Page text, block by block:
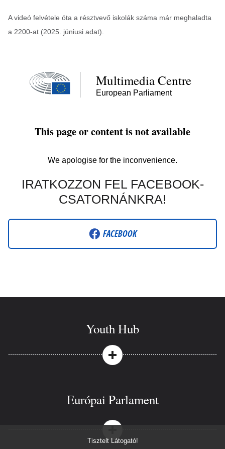
Tisztelt Látogató!
A videó felvétele óta a résztvevő iskolák száma már meghaladta
a 2200-at (2025. júniusi adat).
IRATKOZZON FEL FACEBOOK-
CSATORNÁNKRA!
FACEBOOK
Youth Hub
Európai Parlament